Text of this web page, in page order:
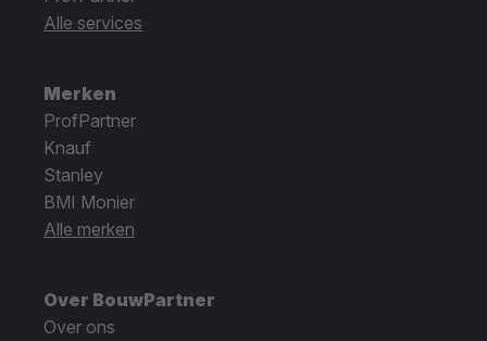
Alle services
Merken
ProfPartner
Knauf
Stanley
BMI Monier
Alle merken
Over BouwPartner
Over ons